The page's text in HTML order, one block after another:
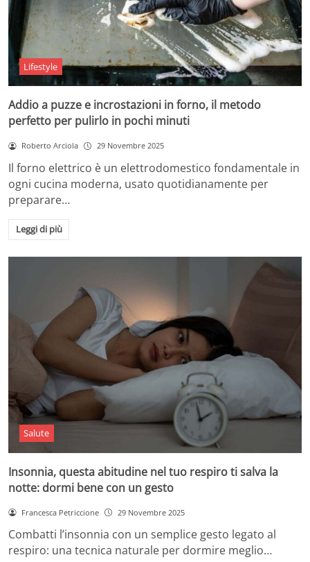
Lifestyle
Addio a puzze e incrostazioni in forno, il metodo
perfetto per pulirlo in pochi minuti
Roberto Arciola 29 Novembre 2025
Il forno elettrico è un elettrodomestico fondamentale in
ogni cucina moderna, usato quotidianamente per
preparare…
Leggi di più
Salute
Insonnia, questa abitudine nel tuo respiro ti salva la
notte: dormi bene con un gesto
Francesca Petriccione 29 Novembre 2025
Combatti l’insonnia con un semplice gesto legato al
respiro: una tecnica naturale per dormire meglio…